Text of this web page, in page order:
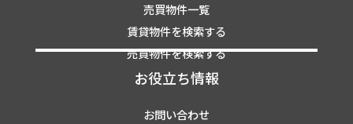
売買物件一覧
賃貸物件を検索する
売買物件を検索する
お役立ち情報
お問い合わせ